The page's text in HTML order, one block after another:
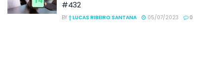
#432
BY † LUCAS RIBEIRO SANTANA 05/07/2023 0